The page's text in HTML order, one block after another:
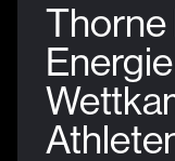
Thorne